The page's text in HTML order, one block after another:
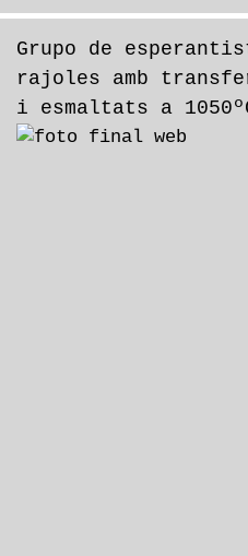
Grupo de
rajoles amb
i esmaltats a